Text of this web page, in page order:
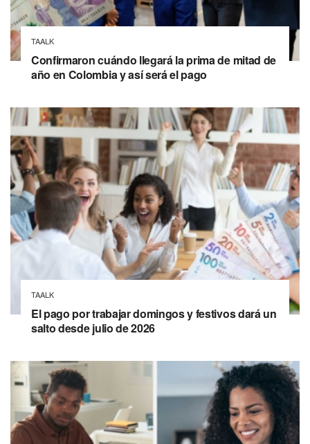
TAALK
Confirmaron cuándo llegará la prima de mitad de
año en Colombia y así será el pago
TAALK
El pago por trabajar domingos y festivos dará un
salto desde julio de 2026